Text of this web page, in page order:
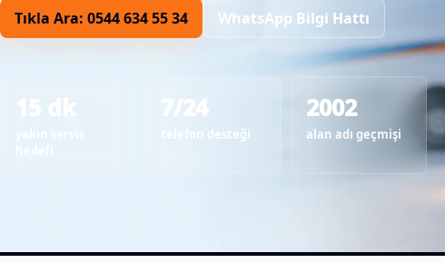
Tıkla Ara: 0544 634 55 34 WhatsApp Bilgi Hattı
15 dk 7/24
telefon desteği
2002
alan adı geçmişi